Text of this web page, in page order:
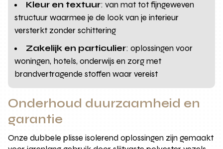
Kleur en textuur: van mat tot fijngeweven
structuur waarmee je de look van je interieur
versterkt zonder schittering
Zakelijk en particulier: oplossingen voor
woningen, hotels, onderwijs en zorg met
brandvertragende stoffen waar vereist
Onderhoud duurzaamheid en
garantie
Onze dubbele plisse isolerend oplossingen zijn gemaakt